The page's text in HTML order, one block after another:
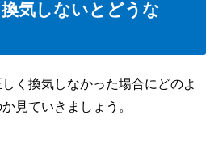
気しないとどうな
く換気しなかった場合にどのよ
見ていきましょう。